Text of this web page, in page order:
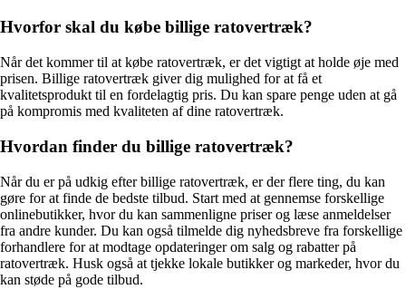
Hvorfor skal du købe billige ratovertræk?
Når det kommer til at købe ratovertræk, er det vigtigt at holde øje med
prisen. Billige ratovertræk giver dig mulighed for at få et
kvalitetsprodukt til en fordelagtig pris. Du kan spare penge uden at gå
på kompromis med kvaliteten af ​​dine ratovertræk.
Hvordan finder du billige ratovertræk?
Når du er på udkig efter billige ratovertræk, er der flere ting, du kan
gøre for at finde de bedste tilbud. Start med at gennemse forskellige
onlinebutikker, hvor du kan sammenligne priser og læse anmeldelser
fra andre kunder. Du kan også tilmelde dig nyhedsbreve fra forskellige
forhandlere for at modtage opdateringer om salg og rabatter på
ratovertræk. Husk også at tjekke lokale butikker og markeder, hvor du
kan støde på gode tilbud.